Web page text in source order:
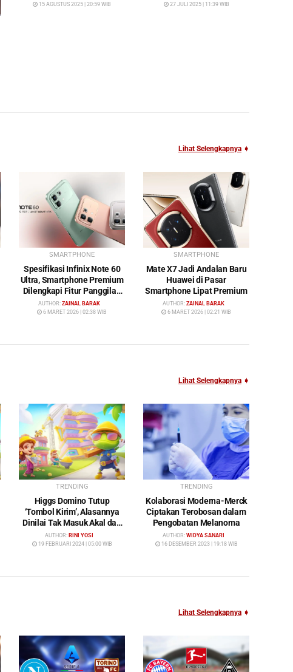
15 AGUSTUS 2025 | 20:59 WIB
27 JULI 2025 | 11:39 WIB
Lihat Selengkapnya ➧
SMARTPHONE
Spesifikasi Infinix Note 60
Ultra, Smartphone Premium
Dilengkapi Fitur Panggilan
Satelit
AUTHOR: ZAINAL BARAK
6 MARET 2026 | 02:38 WIB
SMARTPHONE
Mate X7 Jadi Andalan Baru
Huawei di Pasar
Smartphone Lipat Premium
AUTHOR: ZAINAL BARAK
6 MARET 2026 | 02:21 WIB
Lihat Selengkapnya ➧
TRENDING
Higgs Domino Tutup
‘Tombol Kirim’, Alasannya
Dinilai Tak Masuk Akal dan
Rugikan Pengguna
AUTHOR: RINI YOSI
19 FEBRUARI 2024 | 05:00 WIB
TRENDING
Kolaborasi Moderna-Merck
Ciptakan Terobosan dalam
Pengobatan Melanoma
AUTHOR: WIDYA SANARI
16 DESEMBER 2023 | 19:18 WIB
Lihat Selengkapnya ➧